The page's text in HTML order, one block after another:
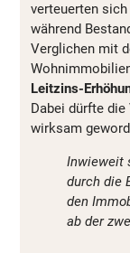
verteuerten
während
Verglichen mit
Leitzins-
Dabei dürfte
wirksam
Inwieweit
durch die
den
ab der